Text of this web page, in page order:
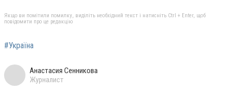
Якщо ви помітили помилку, виділіть необхідний текст і натисніть Ctrl + Enter, щоб
повідомити про це редакцію
#Україна
Анастасия Сенникова
Журналист